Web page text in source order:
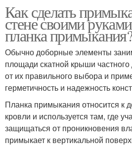
Как сделать
стене своими
планка
Обычно доборные элементы
площади скатной крыши
от их правильного выбора и
герметичность и надежность
Планка примыкания относится к
кровли и используется там, где
защищаться от проникновения
примыкает к вертикальной